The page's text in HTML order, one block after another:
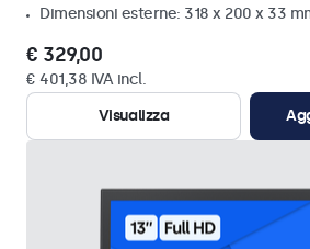
Dimensioni esterne: 318 x 200 x 33
€ 329,00
€ 401,38 IVA incl.
Visualizza